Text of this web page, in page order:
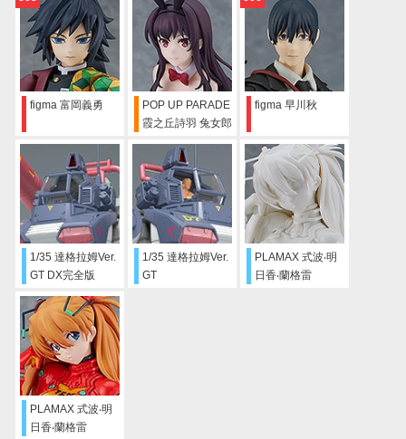
figma 富岡義勇
POP UP PARADE
霞之丘詩羽 兔女郎
figma 早川秋
1/35 達格拉姆Ver.
GT DX完全版
1/35 達格拉姆Ver.
GT
PLAMAX 式波‧明
日香‧蘭格雷
PLAMAX 式波‧明
日香‧蘭格雷